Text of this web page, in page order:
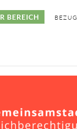
BEREICH BEZUG